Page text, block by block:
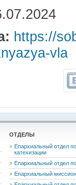
https://
vla
ОТДЕЛЫ
Епархиальный отдел
катехизации
Епархиальный отдел
Епархиальный